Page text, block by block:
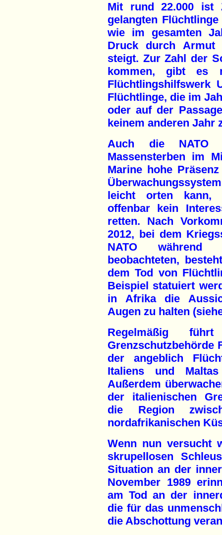
Mit rund 22.000 ist
gelangten
wie im gesamten
Druck durch
steigt. Zur Zahl der
kommen, gibt es
Flüchtlingshilfswerk
Flüchtlinge, die im
oder auf der
keinem anderen Jahr
Auch die NATO
Massensterben im
Marine hohe
leicht orten kann,
offenbar kein
retten. Nach
2012, bei dem
NATO während
beobachteten,
dem Tod von
Beispiel statuiert
in Afrika die
Augen zu halten
Regelmäßig
Grenzschutzbehörde
der angeblich
Italiens und
Außerdem
der italienischen
die Region
nordafrikanischen
Wenn nun versucht
skrupellosen
Situation an der
November 1989
am Tod an der
die für das
die Abschottung